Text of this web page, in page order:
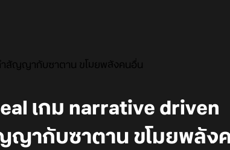
ำสัญญากับซาตาน ขโมยพลังคนอื่น
เกม narrative driven
ญากับซาตาน ขโมยพลัง